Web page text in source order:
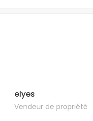
elyes
Vendeur de propriété